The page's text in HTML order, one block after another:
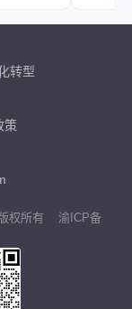
转型
策
权所有
渝ICP备